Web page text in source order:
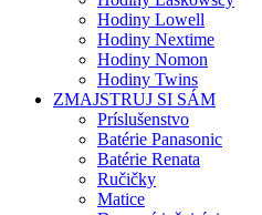
Hodiny Lowell
Hodiny Nextime
Hodiny Nomon
Hodiny Twins
ZMAJSTRUJ SI SÁM
Príslušenstvo
Batérie Panasonic
Batérie Renata
Ručičky
Matice